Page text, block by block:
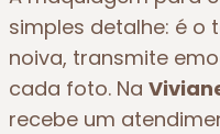
simples detalhe: é o
noiva, transmite
cada foto. Na
recebe um